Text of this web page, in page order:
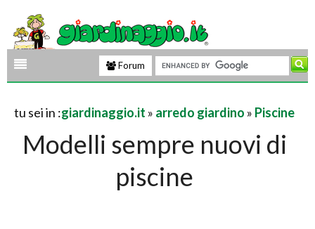
Forum
tu sei in :giardinaggio.it » arredo giardino » Piscine
Modelli sempre nuovi di
piscine